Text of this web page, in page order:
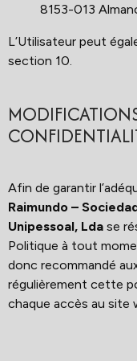
8153-013
L’Utilisateur peut
section 10.
Afin de garantir
Raimundo –
Unipessoal, Lda se
Politique à tout
donc recommandé
régulièrement cette
chaque accès au site